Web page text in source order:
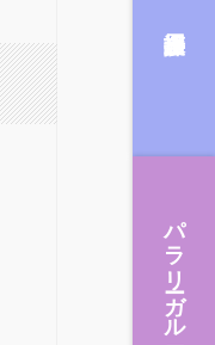
パラリーガル採用